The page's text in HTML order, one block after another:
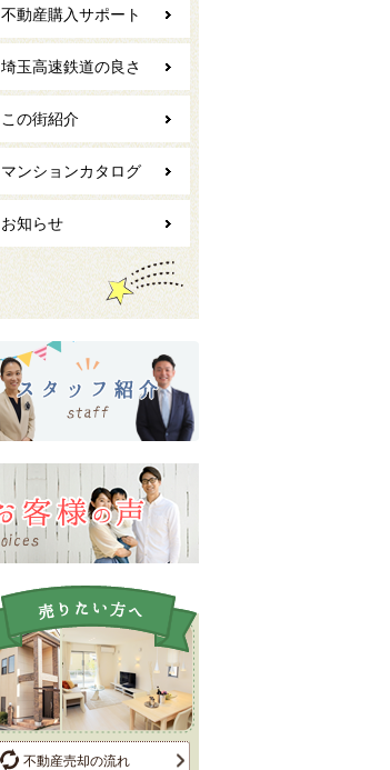
不動産購入サポート
埼玉高速鉄道の良さ
この街紹介
マンションカタログ
お知らせ
不動産売却の流れ